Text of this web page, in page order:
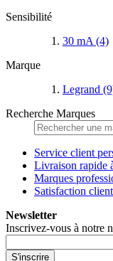
Sensibilité
30 mA (4)
Marque
Legrand
Recherche Marques
Service client
Livraison rapide
Marques
Satisfaction client
Newsletter
Inscrivez-vous à notre
S'inscrire